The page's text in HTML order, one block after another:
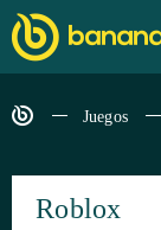
Juegos
Roblox